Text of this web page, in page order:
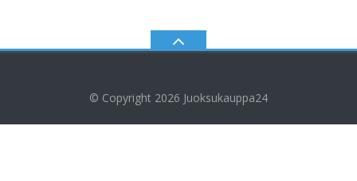
© Copyright 2026 Juoksukauppa24